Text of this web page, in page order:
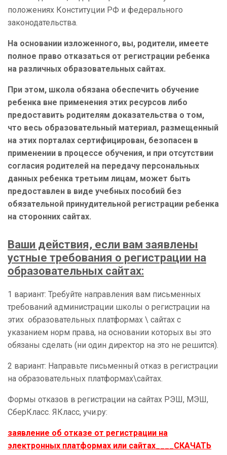
положениях Конституции РФ и федерального
законодательства.
На основании изложенного, вы, родители, имеете
полное право отказаться от регистрации ребенка
на различных образовательных сайтах.
При этом, школа обязана обеспечить обучение
ребенка вне применения этих ресурсов либо
предоставить родителям доказательства о том,
что весь образовательный материал, размещенный
на этих порталах сертифицирован, безопасен в
применении в процессе обучения, и при отсутствии
согласия родителей на передачу персональных
данных ребенка третьим лицам, может быть
предоставлен в виде учебных пособий без
обязательной принудительной регистрации ребенка
на сторонних сайтах.
Ваши действия, если вам заявлены
устные требования о регистрации на
образовательных сайтах:
1 вариант: Требуйте направления вам письменных
требований администрации школы о регистрации на
этих образовательных платформах \ сайтах с
указанием норм права, на основании которых вы это
обязаны сделать (ни один директор на это не решится).
2 вариант: Направьте письменный отказ в регистрации
на образовательных платформах\сайтах.
Формы отказов в регистрации на сайтах РЭШ, МЭШ,
СберКласс. ЯКласс, учи.ру:
заявление об отказе от регистрации на
электронных платформах или сайтах____СКАЧАТЬ